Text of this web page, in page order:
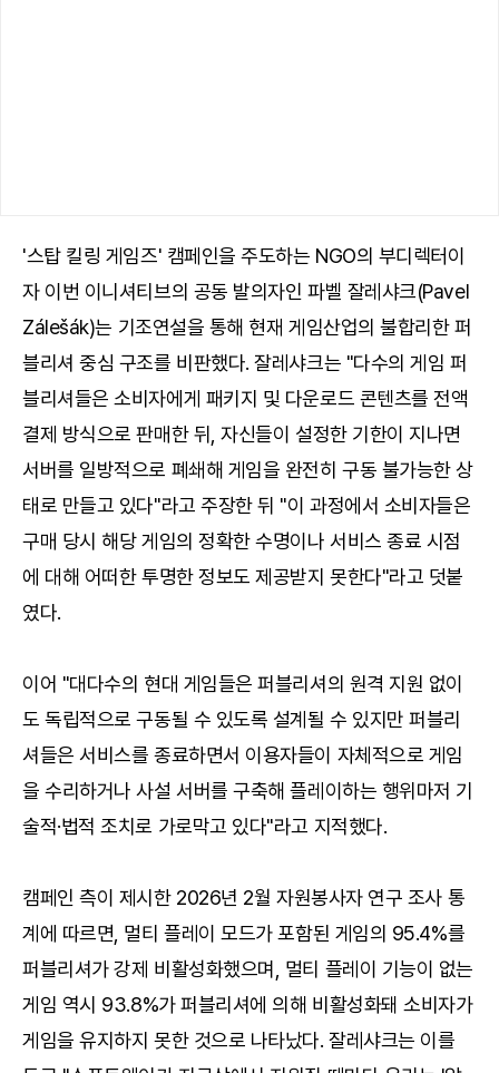
'스탑 킬링 게임즈' 캠페인을 주도하는 NGO의 부디렉터이
자 이번 이니셔티브의 공동 발의자인 파벨 잘레샤크(Pavel
Zálešák)는 기조연설을 통해 현재 게임산업의 불합리한 퍼
블리셔 중심 구조를 비판했다. 잘레샤크는 "다수의 게임 퍼
블리셔들은 소비자에게 패키지 및 다운로드 콘텐츠를 전액
결제 방식으로 판매한 뒤, 자신들이 설정한 기한이 지나면
서버를 일방적으로 폐쇄해 게임을 완전히 구동 불가능한 상
태로 만들고 있다"라고 주장한 뒤 "이 과정에서 소비자들은
구매 당시 해당 게임의 정확한 수명이나 서비스 종료 시점
에 대해 어떠한 투명한 정보도 제공받지 못한다"라고 덧붙
였다.
이어 "대다수의 현대 게임들은 퍼블리셔의 원격 지원 없이
도 독립적으로 구동될 수 있도록 설계될 수 있지만 퍼블리
셔들은 서비스를 종료하면서 이용자들이 자체적으로 게임
을 수리하거나 사설 서버를 구축해 플레이하는 행위마저 기
술적·법적 조치로 가로막고 있다"라고 지적했다.
캠페인 측이 제시한 2026년 2월 자원봉사자 연구 조사 통
계에 따르면, 멀티 플레이 모드가 포함된 게임의 95.4%를
퍼블리셔가 강제 비활성화했으며, 멀티 플레이 기능이 없는
게임 역시 93.8%가 퍼블리셔에 의해 비활성화돼 소비자가
게임을 유지하지 못한 것으로 나타났다. 잘레샤크는 이를